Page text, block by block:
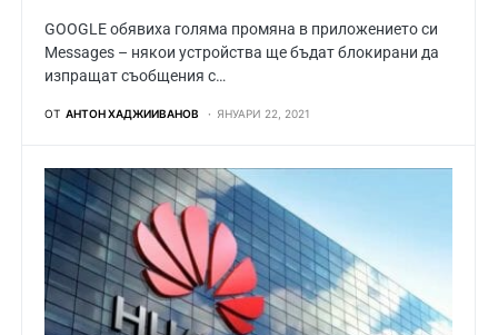
GOOGLE обявиха голяма промяна в приложението си
Messages – някои устройства ще бъдат блокирани да
изпращат съобщения с…
ОТ АНТОН ХАДЖИИВАНОВ ЯНУАРИ 22, 2021